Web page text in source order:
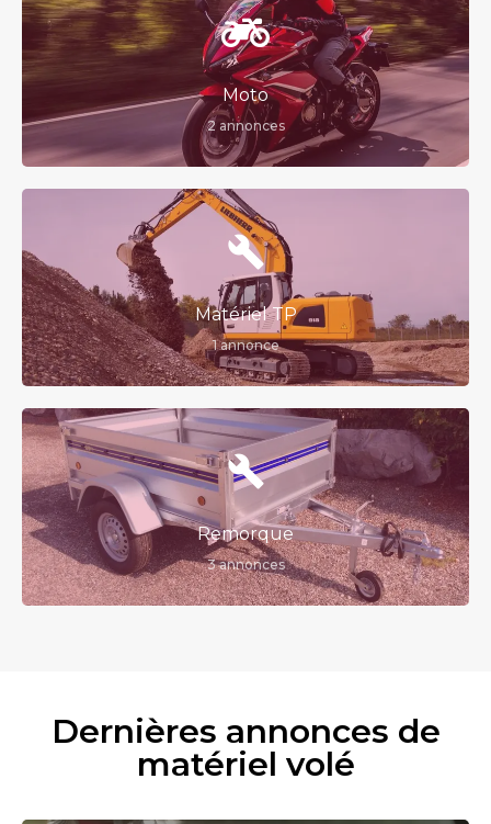
Moto
2 annonces
Matériel TP
1 annonce
Remorque
3 annonces
Dernières annonces de
matériel volé